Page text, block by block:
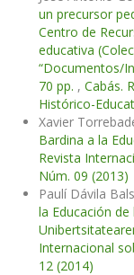
un precursor
Centro de
educativa
“Documentos/
70 pp. , Cabás.
Histórico-
Xavier
Bardina a la
Revista
Núm. 09 (2013)
Paulí Dávila
la Educación
Internacional
12 (2014)